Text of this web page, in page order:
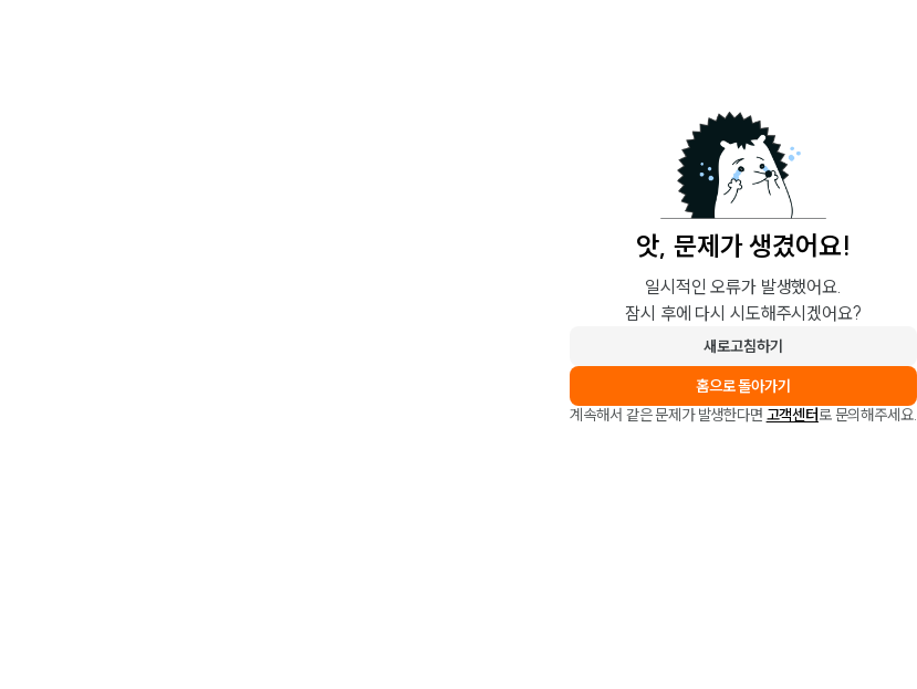
앗, 문제가 생겼어요!
일시적인 오류가 발생했어요.
잠시 후에 다시 시도해주시겠어요?
새로고침하기
홈으로 돌아가기
계속해서 같은 문제가 발생한다면 고객센터로 문의해주세요.